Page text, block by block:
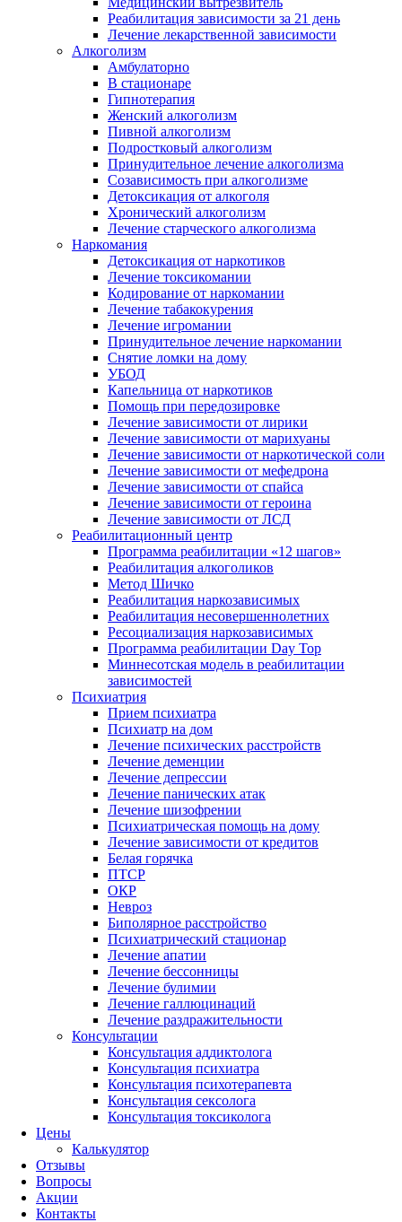
Реабилитация зависимости за 21 день
Лечение лекарственной зависимости
Алкоголизм
Амбулаторно
В стационаре
Гипнотерапия
Женский алкоголизм
Пивной алкоголизм
Подростковый алкоголизм
Принудительное лечение алкоголизма
Созависимость при алкоголизме
Детоксикация от алкоголя
Хронический алкоголизм
Лечение старческого алкоголизма
Наркомания
Детоксикация от наркотиков
Лечение токсикомании
Кодирование от наркомании
Лечение табакокурения
Лечение игромании
Принудительное лечение наркомании
Снятие ломки на дому
УБОД
Капельница от наркотиков
Помощь при передозировке
Лечение зависимости от лирики
Лечение зависимости от марихуаны
Лечение зависимости от наркотической соли
Лечение зависимости от мефедрона
Лечение зависимости от спайса
Лечение зависимости от героина
Лечение зависимости от ЛСД
Реабилитационный центр
Программа реабилитации «12 шагов»
Реабилитация алкоголиков
Метод Шичко
Реабилитация наркозависимых
Реабилитация несовершеннолетних
Ресоциализация наркозависимых
Программа реабилитации Day Top
Миннесотская модель в реабилитации
зависимостей
Психиатрия
Прием психиатра
Психиатр на дом
Лечение психических расстройств
Лечение деменции
Лечение депрессии
Лечение панических атак
Лечение шизофрении
Психиатрическая помощь на дому
Лечение зависимости от кредитов
Белая горячка
ПТСР
ОКР
Невроз
Биполярное расстройство
Психиатрический стационар
Лечение апатии
Лечение бессонницы
Лечение булимии
Лечение галлюцинаций
Лечение раздражительности
Консультации
Консультация аддиктолога
Консультация психиатра
Консультация психотерапевта
Консультация сексолога
Консультация токсиколога
Цены
Калькулятор
Отзывы
Вопросы
Акции
Контакты